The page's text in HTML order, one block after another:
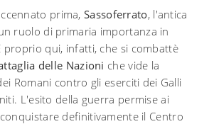
prima, Sassoferrato, l'antica
ruolo di primaria importanza in
proprio qui, infatti, che si combattè
delle Nazioni che vide la
Romani contro gli eserciti dei Galli
L'esito della guerra permise ai
definitivamente il Centro